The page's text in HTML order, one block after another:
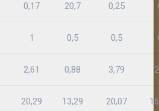
0,17 20,7 0,25
1 0,5 0,5
2,61 0,88 3,79
20,29 13,29 20,07